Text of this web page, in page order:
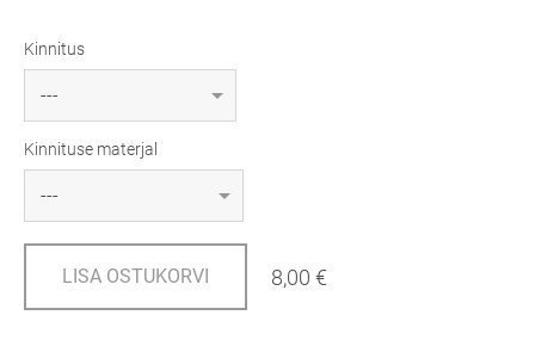
Kinnitus
Kinnituse materjal
LISA OSTUKORVI 8,00 €